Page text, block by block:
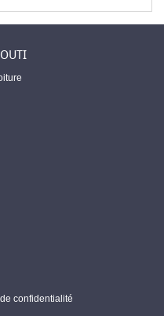
confidentialité